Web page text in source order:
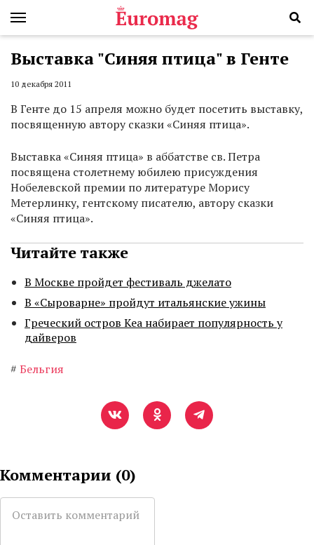
Выставка "Синяя птица" в Генте
10 декабря 2011
В Генте до 15 апреля можно будет посетить выставку,
посвященную автору сказки «Синяя птица».
Выставка «Синяя птица» в аббатстве св. Петра
посвящена столетнему юбилею присуждения
Нобелевской премии по литературе Морису
Метерлинку, гентскому писателю, автору сказки
«Синяя птица».
Читайте также
В Москве пройдет фестиваль джелато
В «Сыроварне» пройдут итальянские ужины
Греческий остров Кеа набирает популярность у
дайверов
# Бельгия
Комментарии (0)